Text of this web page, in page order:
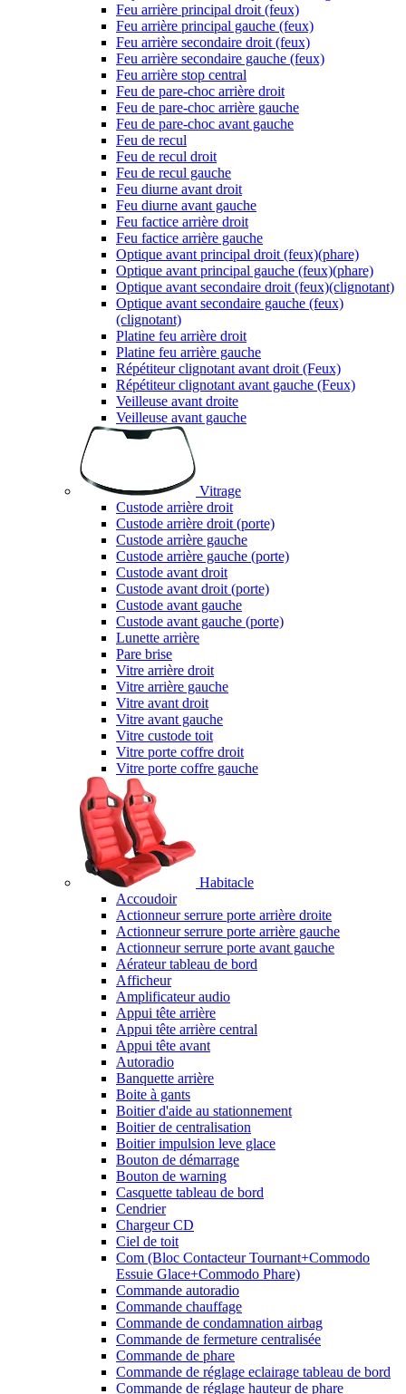
Feu arrière principal droit (feux)
Feu arrière principal gauche (feux)
Feu arrière secondaire droit (feux)
Feu arrière secondaire gauche (feux)
Feu arrière stop central
Feu de pare-choc arrière droit
Feu de pare-choc arrière gauche
Feu de pare-choc avant gauche
Feu de recul
Feu de recul droit
Feu de recul gauche
Feu diurne avant droit
Feu diurne avant gauche
Feu factice arrière droit
Feu factice arrière gauche
Optique avant principal droit (feux)(phare)
Optique avant principal gauche (feux)(phare)
Optique avant secondaire droit (feux)(clignotant)
Optique avant secondaire gauche (feux)
(clignotant)
Platine feu arrière droit
Platine feu arrière gauche
Répétiteur clignotant avant droit (Feux)
Répétiteur clignotant avant gauche (Feux)
Veilleuse avant droite
Veilleuse avant gauche
Vitrage
Custode arrière droit
Custode arrière droit (porte)
Custode arrière gauche
Custode arrière gauche (porte)
Custode avant droit
Custode avant droit (porte)
Custode avant gauche
Custode avant gauche (porte)
Lunette arrière
Pare brise
Vitre arrière droit
Vitre arrière gauche
Vitre avant droit
Vitre avant gauche
Vitre custode toit
Vitre porte coffre droit
Vitre porte coffre gauche
Habitacle
Accoudoir
Actionneur serrure porte arrière droite
Actionneur serrure porte arrière gauche
Actionneur serrure porte avant gauche
Aérateur tableau de bord
Afficheur
Amplificateur audio
Appui tête arrière
Appui tête arrière central
Appui tête avant
Autoradio
Banquette arrière
Boite à gants
Boitier d'aide au stationnement
Boitier de centralisation
Boitier impulsion leve glace
Bouton de démarrage
Bouton de warning
Casquette tableau de bord
Cendrier
Chargeur CD
Ciel de toit
Com (Bloc Contacteur Tournant+Commodo
Essuie Glace+Commodo Phare)
Commande autoradio
Commande chauffage
Commande de condamnation airbag
Commande de fermeture centralisée
Commande de phare
Commande de réglage eclairage tableau de bord
Commande de réglage hauteur de phare